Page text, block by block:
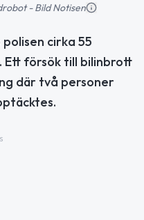
- Bild Notisen
cirka 55
Ett försök till bilinbrott
där två personer